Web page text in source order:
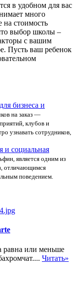
в удобном для вас
много
на стоимость
выбор школы –
с вашим
Пусть ваш ребенок
бизнеса и
на заказ —
клубов и
узнавать сотрудников,
и социальная
является одним из
отличающимся
поведением.
равна или меньше
Читать»